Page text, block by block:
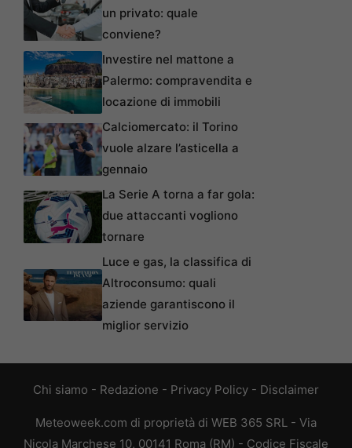
un privato: quale
conviene?
Investire nel mattone a
Palermo: compravendita e
locazione di immobili
Calciomercato: il Torino
vuole alzare l’asticella a
gennaio
La Serie A torna a far gola:
due attaccanti vogliono
tornare
Luce e gas, la classifica di
Altroconsumo: quali
aziende garantiscono il
miglior servizio
Chi siamo - Redazione - Privacy Policy - Disclaimer
Meteoweek.com di proprietà di WEB 365 SRL - Via
Nicola Marchese 10, 00141 Roma (RM) - Codice Fiscale